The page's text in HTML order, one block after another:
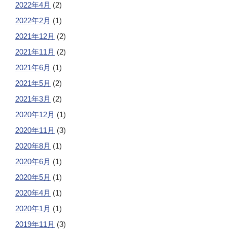
2022年4月 (2)
2022年2月 (1)
2021年12月 (2)
2021年11月 (2)
2021年6月 (1)
2021年5月 (2)
2021年3月 (2)
2020年12月 (1)
2020年11月 (3)
2020年8月 (1)
2020年6月 (1)
2020年5月 (1)
2020年4月 (1)
2020年1月 (1)
2019年11月 (3)